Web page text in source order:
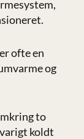
ofte en
og
to
koldt